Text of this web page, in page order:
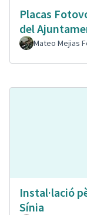
Placas
del
Mateo Mejias
Instal·lació
Sínia